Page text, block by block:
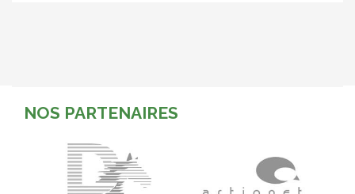
NOS PARTENAIRES